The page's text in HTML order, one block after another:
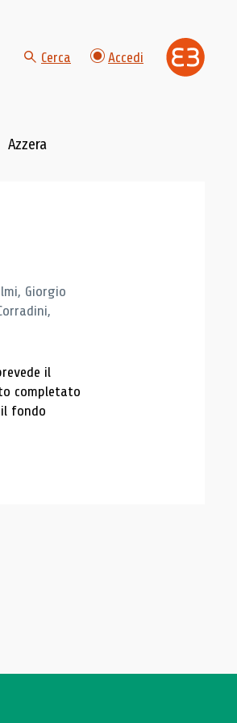
Cerca Accedi
Azzera
Giorgio
il
completato
fondo